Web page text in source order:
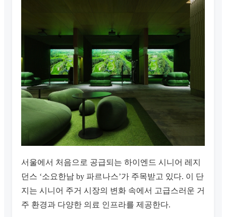
서울에서 처음으로 공급되는 하이엔드 시니어 레지
던스 ‘소요한남 by 파르나스’가 주목받고 있다. 이 단
지는 시니어 주거 시장의 변화 속에서 고급스러운 거
주 환경과 다양한 의료 인프라를 제공한다.